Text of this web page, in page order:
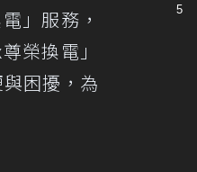
」服務，
榮換電」
困擾，為